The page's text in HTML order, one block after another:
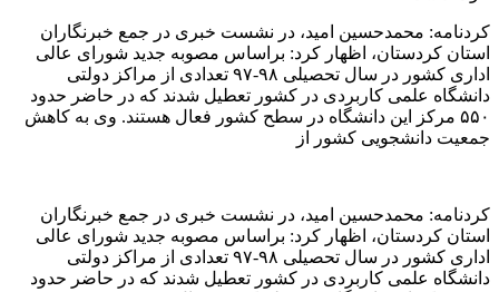
کردنامه: محمدحسین امید، در نشست خبری در جمع خبرنگاران
استان کردستان، اظهار کرد: براساس مصوبه جدید شورای عالی
اداری کشور در سال تحصیلی ۹۸-۹۷ تعدادی از مراکز دولتی
دانشگاه علمی کاربردی در کشور تعطیل شدند که در حاضر حدود
۵۵۰ مرکز این دانشگاه در سطح کشور فعال هستند. وی به کاهش
جمعیت دانشجویی کشور از
کردنامه: محمدحسین امید، در نشست خبری در جمع خبرنگاران
استان کردستان، اظهار کرد: براساس مصوبه جدید شورای عالی
اداری کشور در سال تحصیلی ۹۸-۹۷ تعدادی از مراکز دولتی
دانشگاه علمی کاربردی در کشور تعطیل شدند که در حاضر حدود